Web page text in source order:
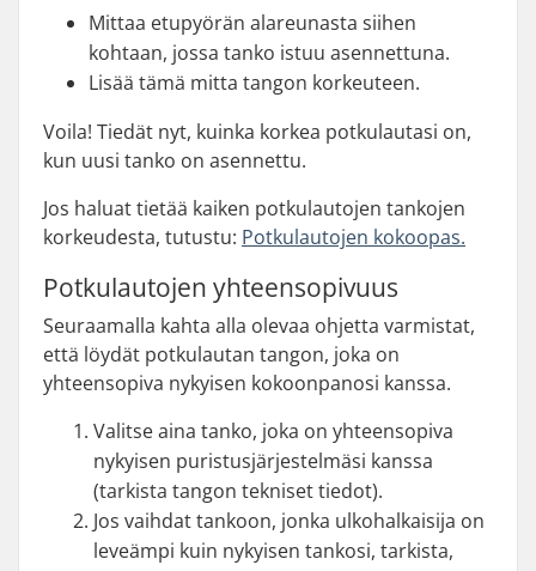
Mittaa etupyörän alareunasta siihen
kohtaan, jossa tanko istuu asennettuna.
Lisää tämä mitta tangon korkeuteen.
Voila! Tiedät nyt, kuinka korkea potkulautasi on,
kun uusi tanko on asennettu.
Jos haluat tietää kaiken potkulautojen tankojen
korkeudesta, tutustu: Potkulautojen kokoopas.
Potkulautojen yhteensopivuus
Seuraamalla kahta alla olevaa ohjetta varmistat,
että löydät potkulautan tangon, joka on
yhteensopiva nykyisen kokoonpanosi kanssa.
Valitse aina tanko, joka on yhteensopiva
nykyisen puristusjärjestelmäsi kanssa
(tarkista tangon tekniset tiedot).
Jos vaihdat tankoon, jonka ulkohalkaisija on
leveämpi kuin nykyisen tankosi, tarkista,